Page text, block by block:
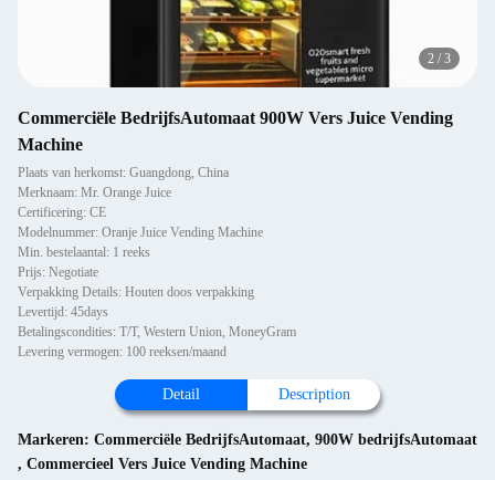
2 / 3
Commerciële BedrijfsAutomaat 900W Vers Juice Vending
Machine
Plaats van herkomst: Guangdong, China
Merknaam: Mr. Orange Juice
Certificering: CE
Modelnummer: Oranje Juice Vending Machine
Min. bestelaantal: 1 reeks
Prijs: Negotiate
Verpakking Details: Houten doos verpakking
Levertijd: 45days
Betalingscondities: T/T, Western Union, MoneyGram
Levering vermogen: 100 reeksen/maand
Detail Description
Markeren: Commerciële BedrijfsAutomaat, 900W bedrijfsAutomaat
, Commercieel Vers Juice Vending Machine